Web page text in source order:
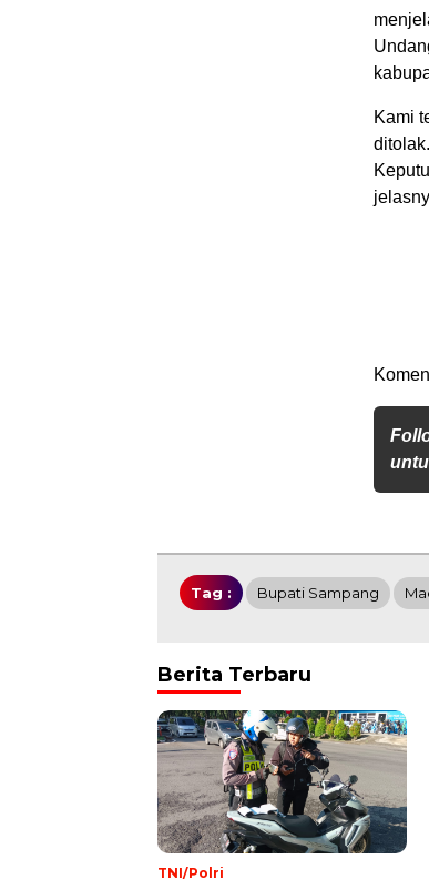
Kami
Tag : Bupati Sampang
Berita Terbaru
TNI/Polri